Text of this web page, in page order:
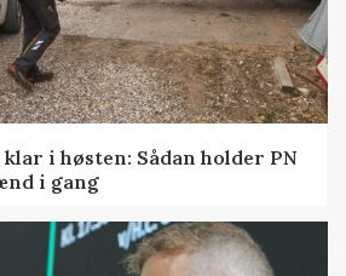
i høsten: Sådan holder PN
i gang